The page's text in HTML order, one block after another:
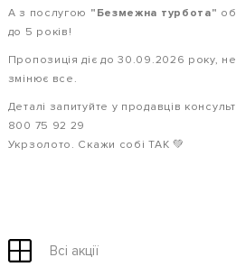
А з послугою "Безмежна турбота"
до 5 років!
Пропозиція діє до 30.09.2026 року,
змінює все.
Деталі запитуйте у продавців
800 75 92 29
Укрзолото. Скажи собі ТАК 💚
Всі акції